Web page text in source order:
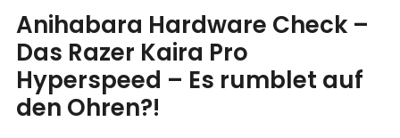
Anihabara Hardware Check –
Das Razer Kaira Pro
Hyperspeed – Es rumblet auf
den Ohren?!